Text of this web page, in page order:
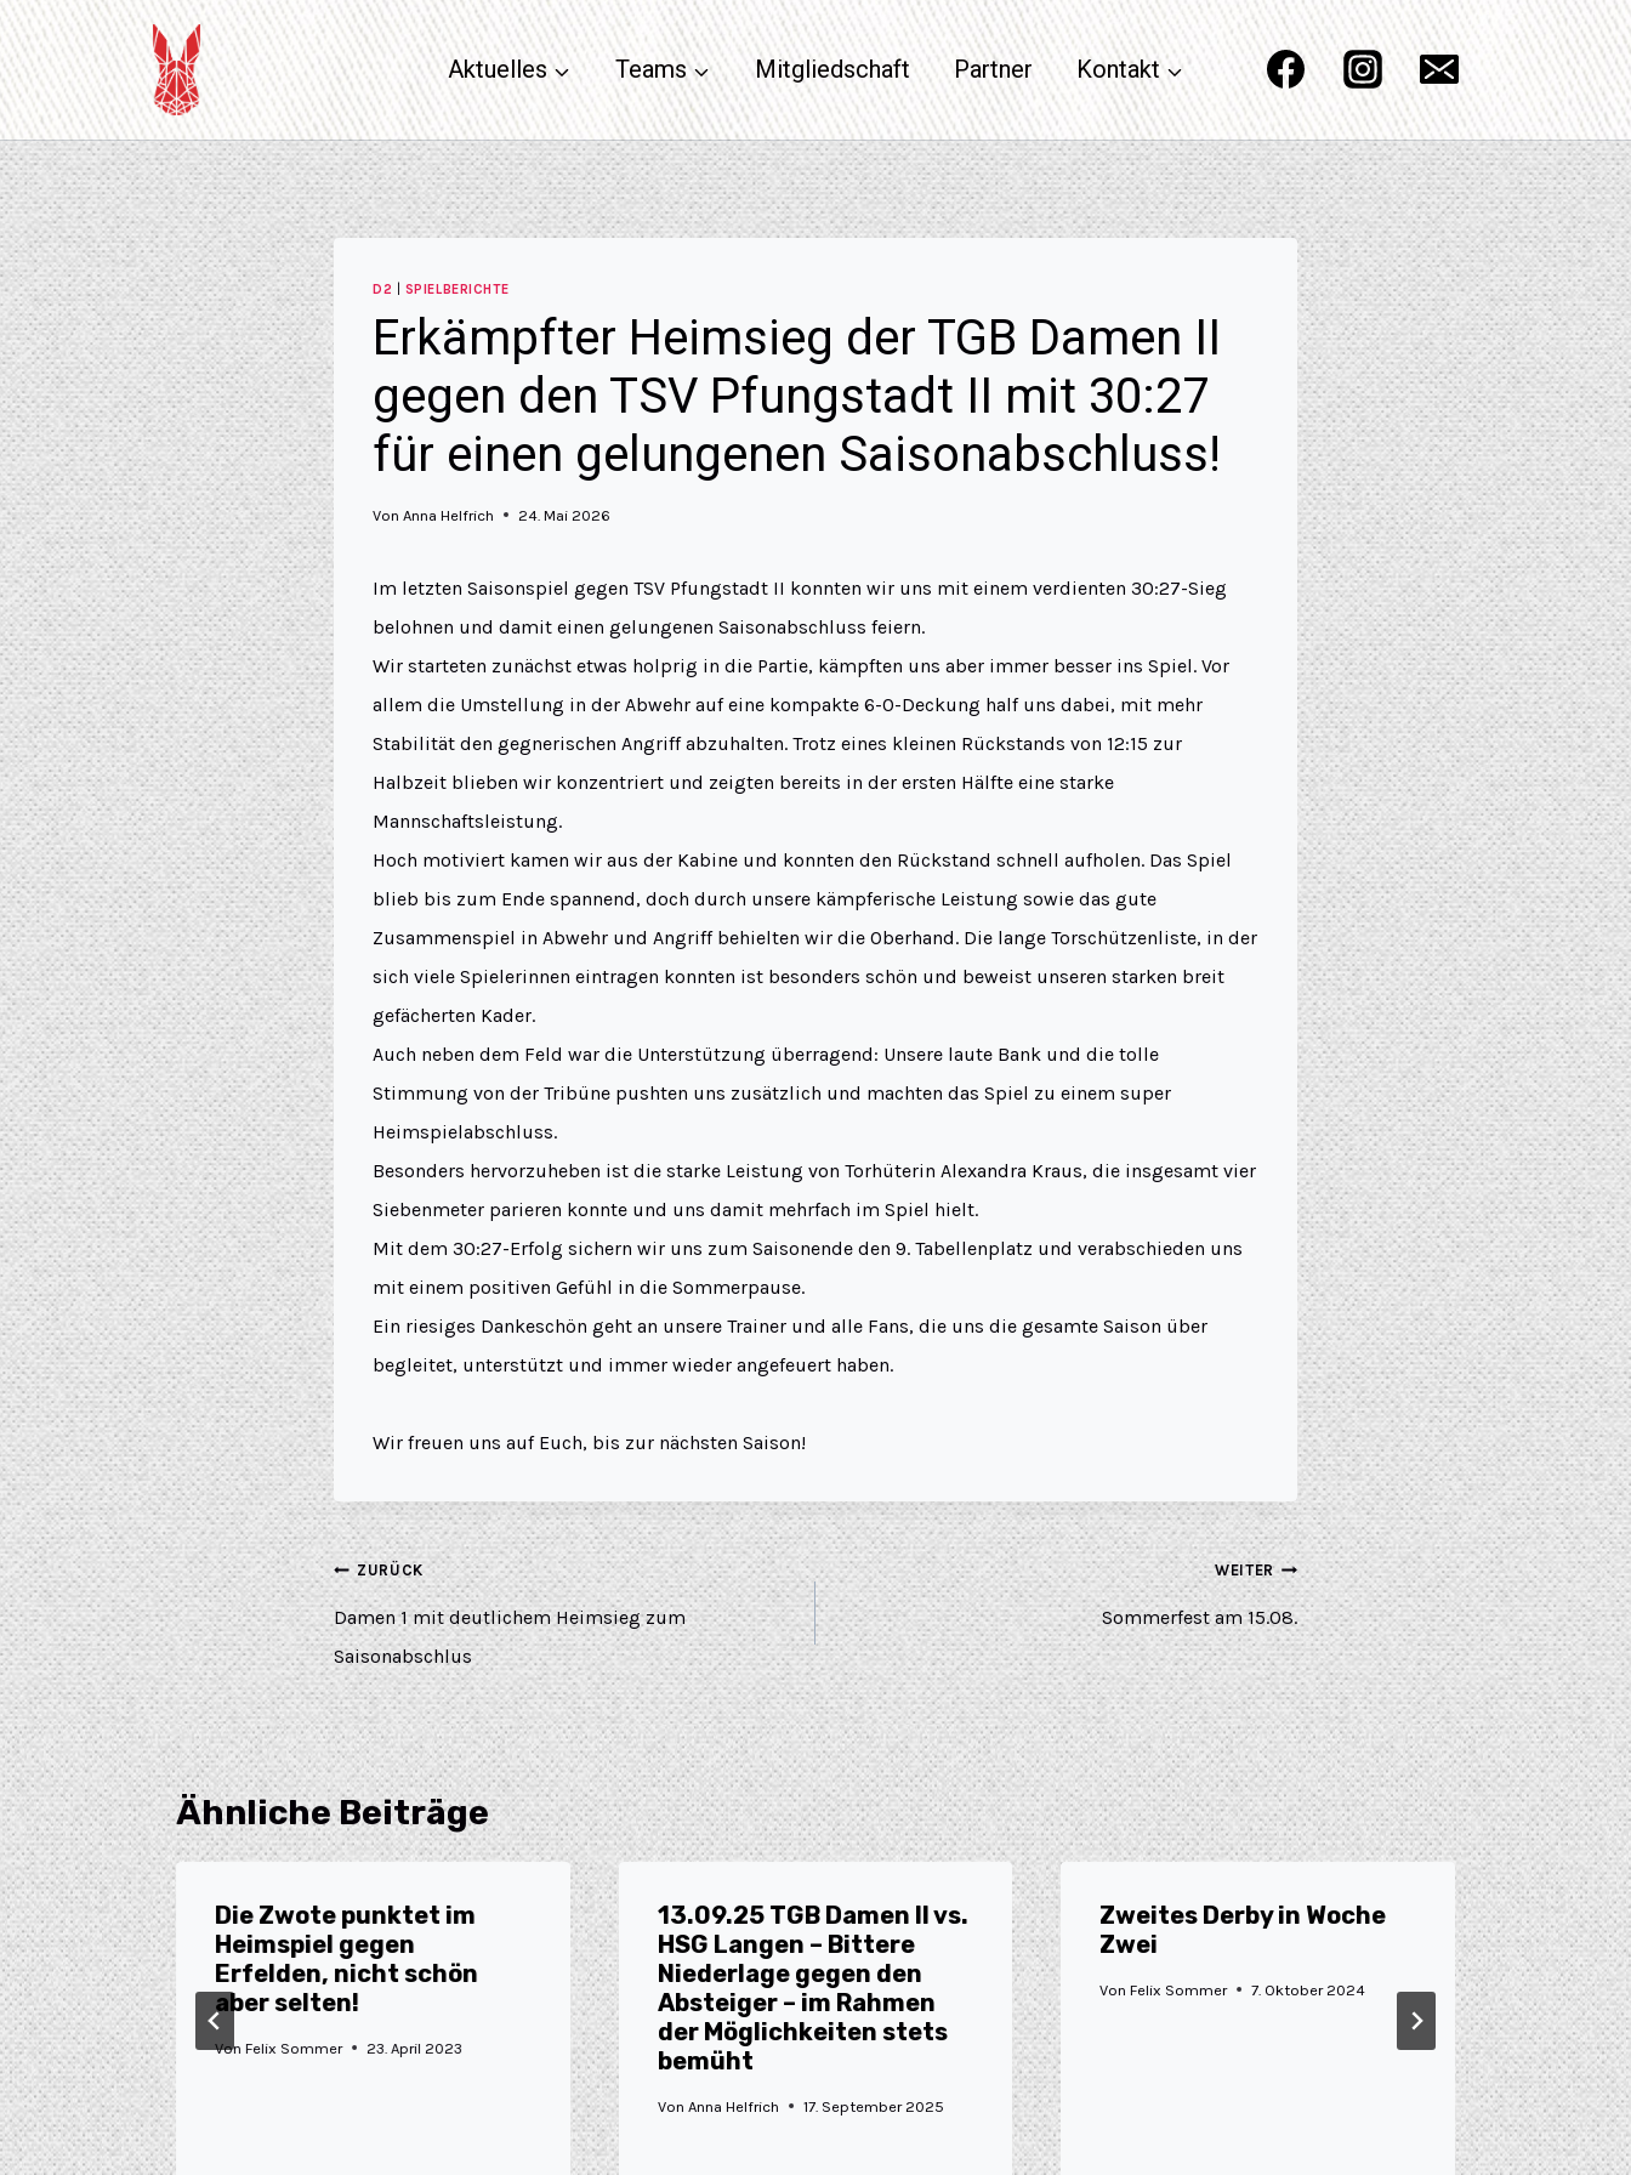
Aktuelles Teams Mitgliedschaft Partner Kontakt
D2 SPIELBERICHTE
Erkämpfter Heimsieg der TGB Damen II
gegen den TSV Pfungstadt II mit 30:27
für einen gelungenen Saisonabschluss!
Von Anna Helfrich 24. Mai 2026
Im letzten Saisonspiel gegen TSV Pfungstadt II konnten wir uns mit einem verdienten 30:27-Sieg
belohnen und damit einen gelungenen Saisonabschluss feiern.
Wir starteten zunächst etwas holprig in die Partie, kämpften uns aber immer besser ins Spiel. Vor
allem die Umstellung in der Abwehr auf eine kompakte 6-0-Deckung half uns dabei, mit mehr
Stabilität den gegnerischen Angriff abzuhalten. Trotz eines kleinen Rückstands von 12:15 zur
Halbzeit blieben wir konzentriert und zeigten bereits in der ersten Hälfte eine starke
Mannschaftsleistung.
Hoch motiviert kamen wir aus der Kabine und konnten den Rückstand schnell aufholen. Das Spiel
blieb bis zum Ende spannend, doch durch unsere kämpferische Leistung sowie das gute
Zusammenspiel in Abwehr und Angriff behielten wir die Oberhand. Die lange Torschützenliste, in der
sich viele Spielerinnen eintragen konnten ist besonders schön und beweist unseren starken breit
gefächerten Kader.
Auch neben dem Feld war die Unterstützung überragend: Unsere laute Bank und die tolle
Stimmung von der Tribüne pushten uns zusätzlich und machten das Spiel zu einem super
Heimspielabschluss.
Besonders hervorzuheben ist die starke Leistung von Torhüterin Alexandra Kraus, die insgesamt vier
Siebenmeter parieren konnte und uns damit mehrfach im Spiel hielt.
Mit dem 30:27-Erfolg sichern wir uns zum Saisonende den 9. Tabellenplatz und verabschieden uns
mit einem positiven Gefühl in die Sommerpause.
Ein riesiges Dankeschön geht an unsere Trainer und alle Fans, die uns die gesamte Saison über
begleitet, unterstützt und immer wieder angefeuert haben.
Wir freuen uns auf Euch, bis zur nächsten Saison!
ZURÜCK
Damen 1 mit deutlichem Heimsieg zum
Saisonabschlus
WEITER
Sommerfest am 15.08.
Ähnliche Beiträge
Die Zwote punktet im
Heimspiel gegen
Erfelden, nicht schön
aber selten!
Von Felix Sommer 23. April 2023
13.09.25 TGB Damen II vs.
HSG Langen – Bittere
Niederlage gegen den
Absteiger – im Rahmen
der Möglichkeiten stets
bemüht
Von Anna Helfrich 17. September 2025
Zweites Derby in Woche
Zwei
Von Felix Sommer 7. Oktober 2024
Tus
TGB
Von Anna